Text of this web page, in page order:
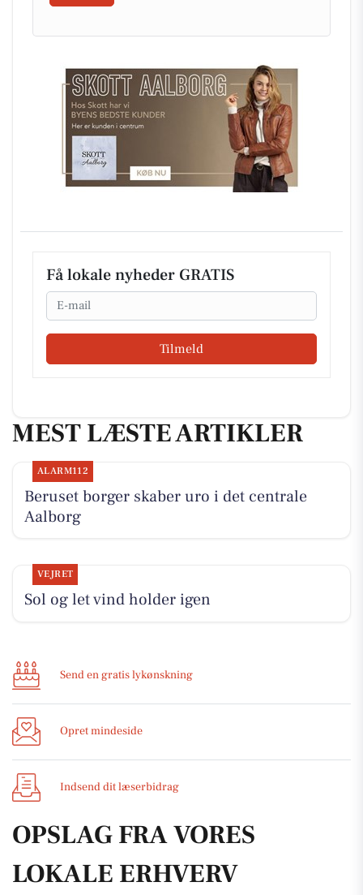
Få lokale nyheder GRATIS
Email
Tilmeld
MEST LÆSTE ARTIKLER
ALARM112
Beruset borger skaber uro i det centrale
Aalborg
VEJRET
Sol og let vind holder igen
Send en gratis lykønskning
Opret mindeside
Indsend dit læserbidrag
OPSLAG FRA VORES
LOKALE ERHVERV